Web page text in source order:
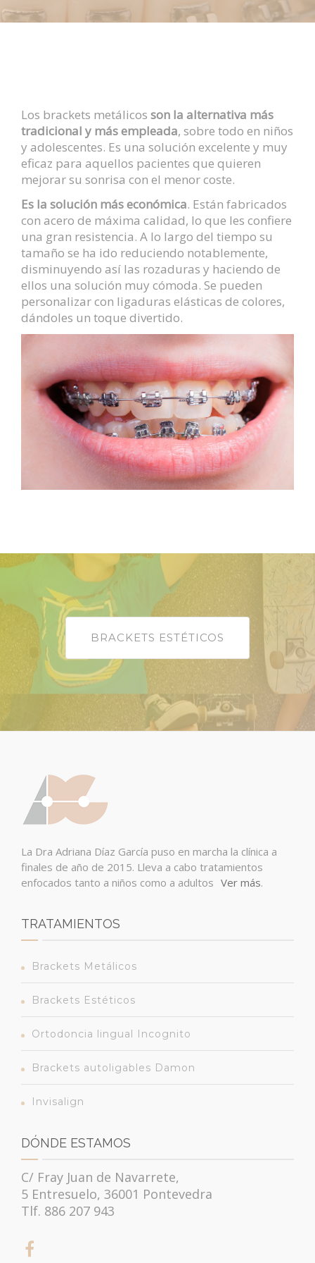
Los brackets metálicos son la alternativa más
tradicional y más empleada, sobre todo en niños
y adolescentes. Es una solución excelente y muy
eficaz para aquellos pacientes que quieren
mejorar su sonrisa con el menor coste.
Es la solución más económica. Están fabricados
con acero de máxima calidad, lo que les confiere
una gran resistencia. A lo largo del tiempo su
tamaño se ha ido reduciendo notablemente,
disminuyendo así las rozaduras y haciendo de
ellos una solución muy cómoda. Se pueden
personalizar con ligaduras elásticas de colores,
dándoles un toque divertido.
BRACKETS ESTÉTICOS
La Dra Adriana Díaz García puso en marcha la clínica a
finales de año de 2015. Lleva a cabo tratamientos
enfocados tanto a niños como a adultos Ver más.
TRATAMIENTOS
Brackets Metálicos
Brackets Estéticos
Ortodoncia lingual Incognito
Brackets autoligables Damon
Invisalign
DÓNDE ESTAMOS
C/ Fray Juan de Navarrete,
5 Entresuelo, 36001 Pontevedra
Tlf. 886 207 943